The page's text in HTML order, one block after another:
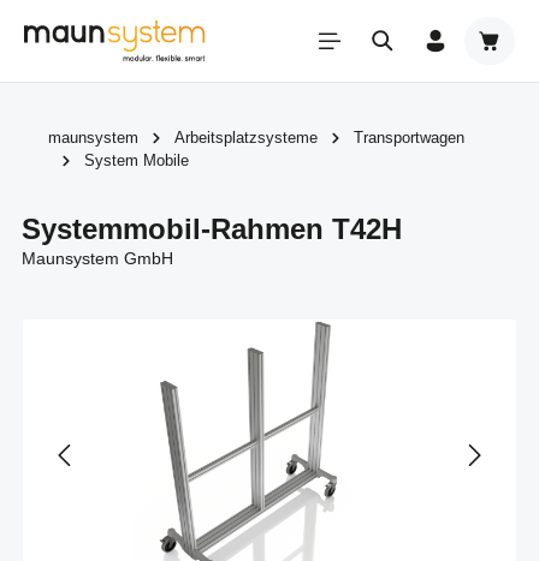
Zum Hauptinhalt springen
maunsystem Arbeitsplatzsysteme
Transportwagen
System Mobile
Systemmobil-Rahmen T42H
Maunsystem GmbH